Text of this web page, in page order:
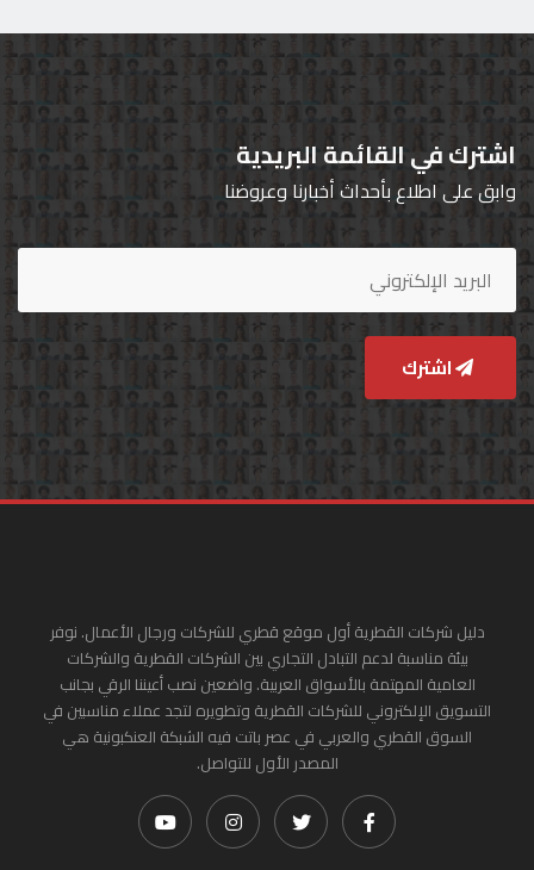
اشترك في القائمة البريدية
وابق على اطلاع بأحداث أخبارنا وعروضنا
اشترك
دليل شركات القطرية أول موقع قطري للشركات ورجال الأعمال. نوفر
بيئة مناسبة لدعم التبادل التجاري بين الشركات القطرية والشركات
العامية المهتمة بالأسواق العربية. واضعين نصب أعيننا الرقي بجانب
التسويق الإلكتروني للشركات القطرية وتطويره لتجد عملاء مناسبين في
السوق القطري والعربي في عصر باتت فيه الشبكة العنكبونية هي
المصدر الأول للتواصل.